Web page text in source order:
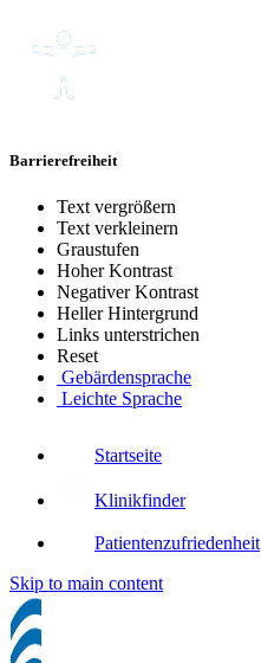
Barrierefreiheit
Text vergrößern
Text verkleinern
Graustufen
Hoher Kontrast
Negativer Kontrast
Heller Hintergrund
Links unterstrichen
Reset
Gebärdensprache
Leichte Sprache
Startseite
Klinikfinder
Patientenzufriedenheit
Skip to main content